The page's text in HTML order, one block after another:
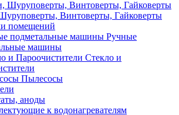
Винтоверты, Гайковерты
помещений
Ручные
машины
Стекло и
Пылесосы
аноды